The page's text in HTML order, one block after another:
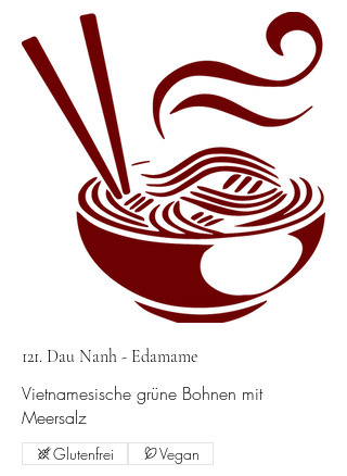
121. Dau Nanh - Edamame
Vietnamesische grüne Bohnen mit
Meersalz
Glutenfrei Vegan